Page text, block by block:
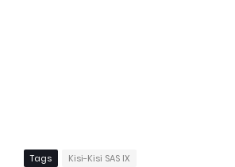
Tags Kisi-Kisi SAS IX